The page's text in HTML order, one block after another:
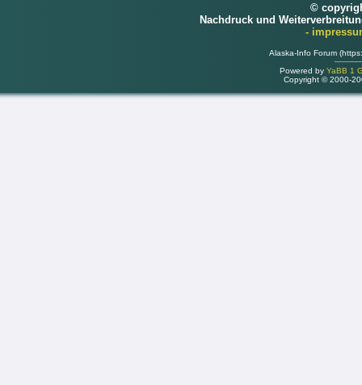
©
Nachdruck und
-
Alaska-Info Forum
Powered by YaBB 1
Copyright © 2000-